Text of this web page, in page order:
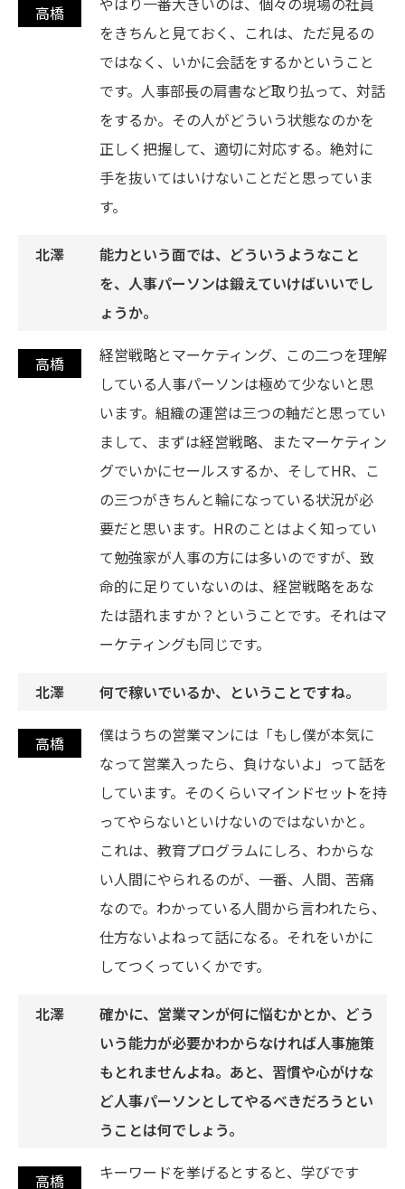
をきちんと見ておく、これは、ただ見るの
ではなく、いかに会話をするかということ
です。人事部長の肩書など取り払って、対話
をするか。その人がどういう状態なのかを
正しく把握して、適切に対応する。絶対に
手を抜いてはいけないことだと思っていま
す。
能力という面では、どういうようなこと
を、人事パーソンは鍛えていけばいいでし
ょうか。
経営戦略とマーケティング、この二つを理解
している人事パーソンは極めて少ないと思
います。組織の運営は三つの軸だと思ってい
まして、まずは経営戦略、またマーケティン
グでいかにセールスするか、そしてHR、こ
の三つがきちんと輪になっている状況が必
要だと思います。HRのことはよく知ってい
て勉強家が人事の方には多いのですが、致
命的に足りていないのは、経営戦略をあな
たは語れますか？ということです。それはマ
ーケティングも同じです。
何で稼いでいるか、ということですね。
僕はうちの営業マンには「もし僕が本気に
なって営業入ったら、負けないよ」って話を
しています。そのくらいマインドセットを持
ってやらないといけないのではないかと。
これは、教育プログラムにしろ、わからな
い人間にやられるのが、一番、人間、苦痛
なので。わかっている人間から言われたら、
仕方ないよねって話になる。それをいかに
してつくっていくかです。
確かに、営業マンが何に悩むかとか、どう
いう能力が必要かわからなければ人事施策
もとれませんよね。あと、習慣や心がけな
ど人事パーソンとしてやるべきだろうとい
うことは何でしょう。
キーワードを挙げるとすると、学びです